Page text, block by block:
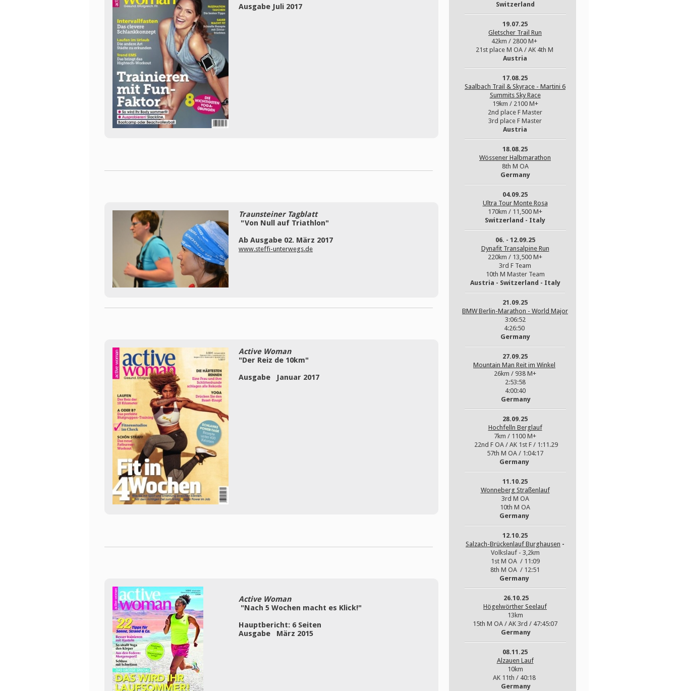
Ausgabe Juli 2017
Traunsteiner Tagblatt
"Von Null auf Triathlon"
Ab Ausgabe 02. März 2017
www.steffi-unterwegs.de
Active Woman
"Der Reiz de 10km"
Ausgabe Januar 2017
Active Woman
"Nach 5 Wochen macht es Klick!"
Hauptbericht: 6 Seiten
Ausgabe März 2015
Switzerland
19.07.25
Gletscher Trail Run
42km / 2800 M+
21st place M OA / AK 4th M
Austria
17.08.25
Saalbach Trail & Skyrace - Martini 6
Summits Sky Race
19km / 2100 M+
2nd place F Master
3rd place F Master
Austria
18.08.25
Wössener Halbmarathon
8th M OA
Germany
04.09.25
Ultra Tour Monte Rosa
170km / 11,500 M+
Switzerland - Italy
06. - 12.09.25
Dynafit Transalpine Run
220km / 13,500 M+
3rd F Team
10th M Master Team
Austria - Switzerland - Italy
21.09.25
BMW Berlin-Marathon - World Major
3:06:52
4:26:50
Germany
27.09.25
Mountain Man Reit im Winkel
26km / 938 M+
2:53:58
4:00:40
Germany
28.09.25
Hochfelln Berglauf
7km / 1100 M+
22nd F OA / AK 1st F / 1:11.29
57th M OA / 1:04:17
Germany
11.10.25
Wonneberg Straßenlauf
3rd M OA
10th M OA
Germany
12.10.25
Salzach-Brückenlauf Burghausen -
Volkslauf - 3,2km
1st M OA / 11:09
8th M OA / 12:51
Germany
26.10.25
Högelwörther Seelauf
13km
15th M OA / AK 3rd / 47:45:07
Germany
08.11.25
Alzauen Lauf
10km
AK 11th / 40:18
Germany